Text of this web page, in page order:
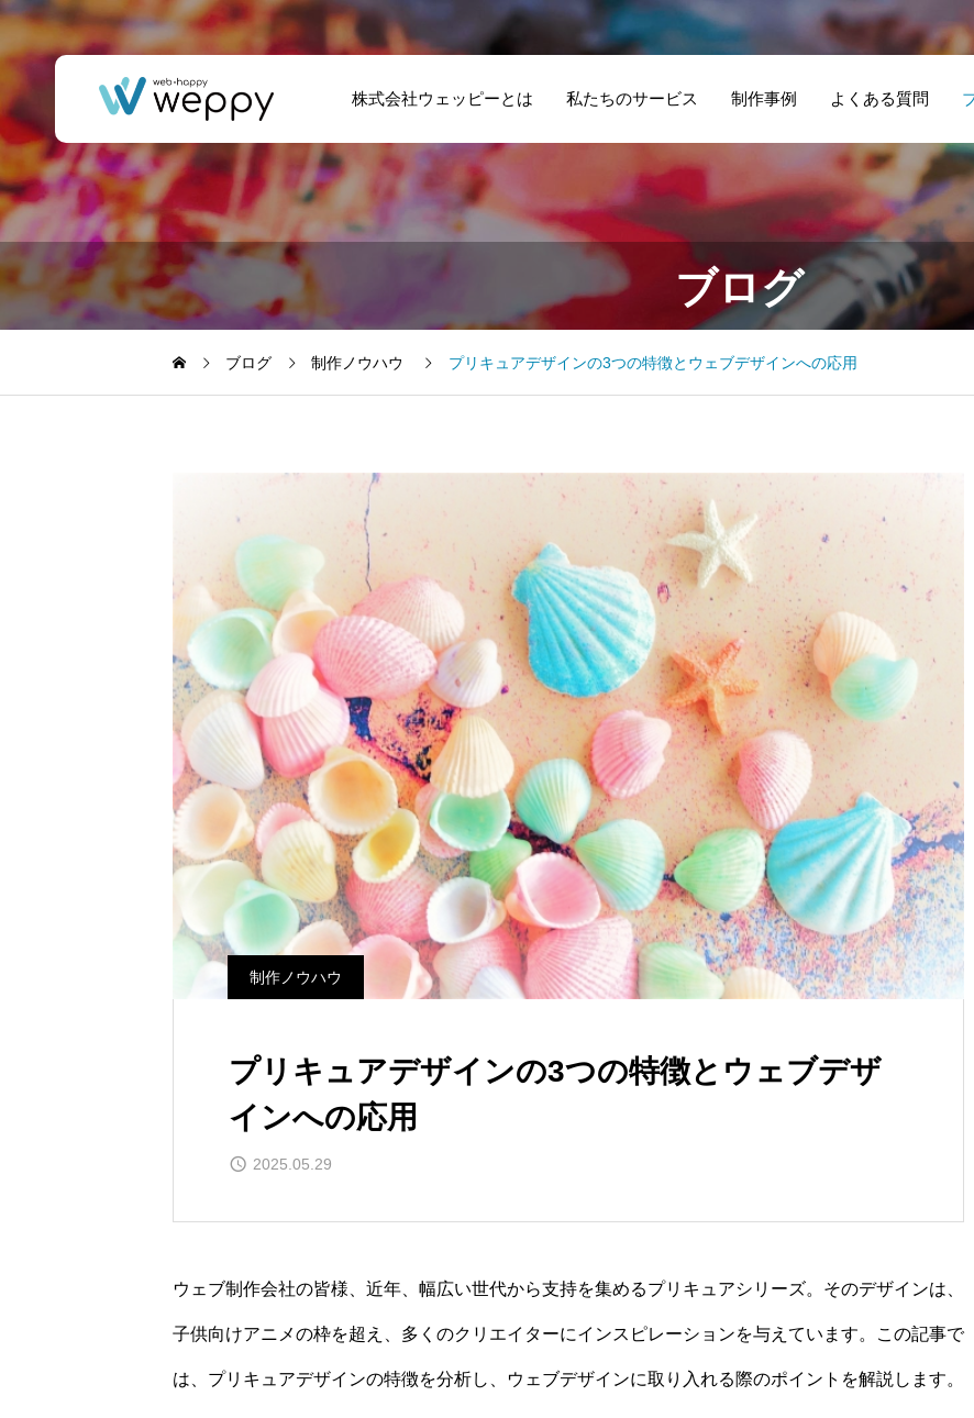
株式会社ウェッピーとは 私たちのサービス 制作事例 よくある質問
民間アスタースク
ール – ホームペー
Google Search
Consoleで測れる
指標と活用方法：
ブログ
ブログ 制作ノウハウ プリキュアデザインの3つの特徴とウェブデザインへの応用
制作ノウハウ
プリキュアデザインの3つの特徴とウェブデザ
インへの応用
2025.05.29
ウェブ制作会社の皆様、近年、幅広い世代から支持を集めるプリキュアシリーズ。そのデザインは、
子供向けアニメの枠を超え、多くのクリエイターにインスピレーションを与えています。この記事で
は、プリキュアデザインの特徴を分析し、ウェブデザインに取り入れる際のポイントを解説します。
補助金や助成金は活用する